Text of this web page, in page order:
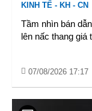
KINH TẾ - KH - CN
Tầm nhìn bán
lên nấc thang giá
07/08/2026 17:17